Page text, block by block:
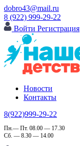
dobro43@mail.ru
8 (922) 999-29-22
Войти Регистрация
Новости
Контакты
8(922)999-29-22
Пн.— Пт. 08.00 — 17.30
Сб. — 8.30 — 14.00